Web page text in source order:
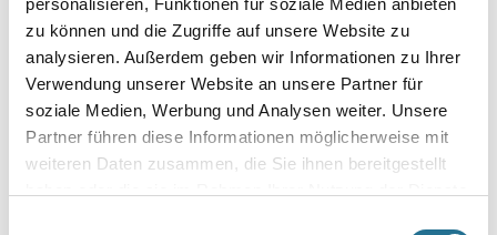
personalisieren, Funktionen für soziale Medien anbieten
zu können und die Zugriffe auf unsere Website zu
analysieren. Außerdem geben wir Informationen zu Ihrer
Verwendung unserer Website an unsere Partner für
soziale Medien, Werbung und Analysen weiter. Unsere
Partner führen diese Informationen möglicherweise mit
weiteren Daten zusammen, die Sie ihnen bereitgestellt
bei
direkter Sonneneinstrahlung verarbeiten. Vorsicht bei Gefahr von
Nachtfrost.
Gefahr